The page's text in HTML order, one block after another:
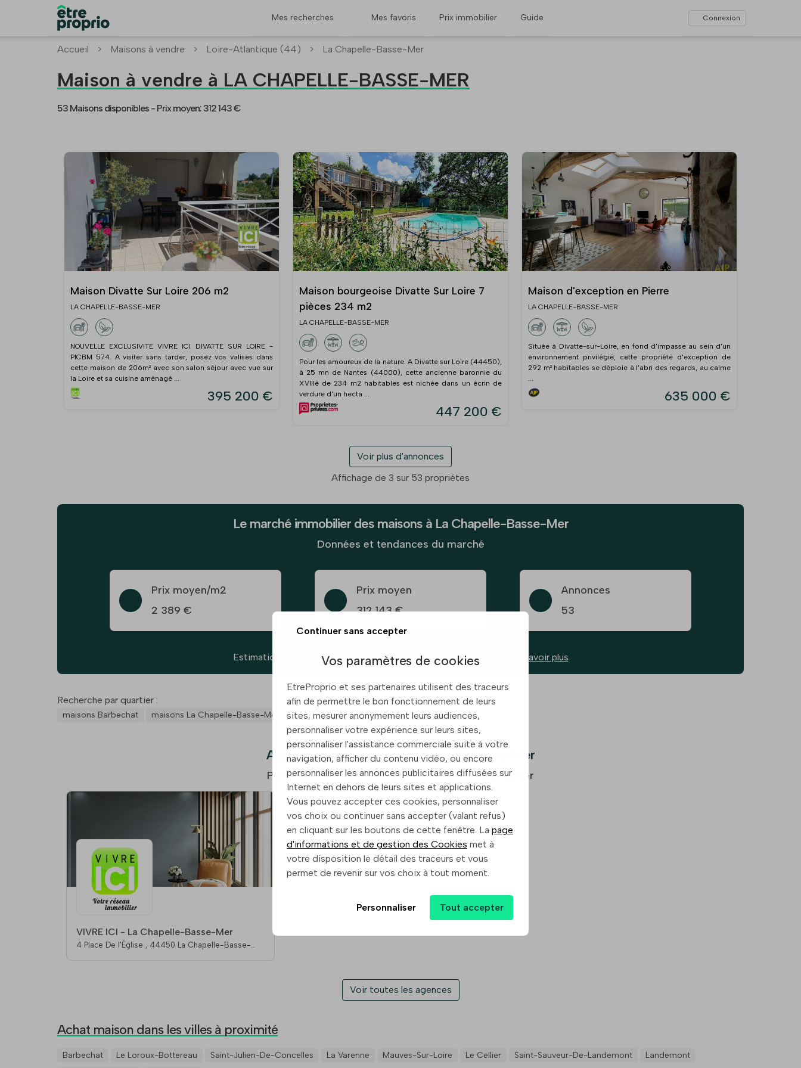
Mes recherches Mes favoris Prix immobilier Guide Connexion
Accueil > Maisons à vendre > Loire-Atlantique (44) > La Chapelle-Basse-Mer
Maison à vendre à LA CHAPELLE-BASSE-MER
53 Maisons disponibles - Prix moyen: 312 143 €
Maison Divatte Sur Loire 206 m2
LA CHAPELLE-BASSE-MER
NOUVELLE EXCLUSIVITE VIVRE ICI DIVATTE SUR LOIRE -
PICBM 574. A visiter sans tarder, posez vos valises dans
cette maison de 206m² avec son salon séjour avec vue sur
la Loire et sa cuisine aménagé ...
395 200 €
Maison bourgeoise Divatte Sur Loire 7
pièces 234 m2
LA CHAPELLE-BASSE-MER
Pour les amoureux de la nature. A Divatte sur Loire (44450),
à 25 mn de Nantes (44000), cette ancienne baronnie du
XVIIIè de 234 m2 habitables est nichée dans un écrin de
verdure d'un hecta ...
447 200 €
Maison d'exception en Pierre
LA CHAPELLE-BASSE-MER
Située à Divatte-sur-Loire, en fond d'impasse au sein d'un
environnement privilégié, cette propriété d'exception de
292 m² habitables se déploie à l'abri des regards, au calme
635 000 €
Voir plus d'annonces
Affichage de 3 sur 53 propriétes
Le marché immobilier des maisons à La Chapelle-Basse-Mer
Données et tendances du marché
Prix moyen/m2
2 389 €
Prix moyen
312 143 €
Annonces
53
Estimations des prix basées sur les annonces d’etreproprio.com, en savoir plus
Recherche par quartier :
maisons Barbechat maisons La Chapelle-Basse-Mer
Agences immobilières à La Chapelle-Basse-Mer
Partenaires de confiance pour votre projet immobilier
VIVRE ICI - La Chapelle-Basse-Mer
4 Place De l'Église , 44450 La Chapelle-Basse-
Voir toutes les agences
Achat maison dans les villes à proximité
Barbechat Le Loroux-Bottereau Saint-Julien-De-Concelles La Varenne Mauves-Sur-Loire Le Cellier Saint-Sauveur-De-Landemont
Landemont
Continuer sans accepter
Vos paramètres de cookies
EtreProprio et ses partenaires utilisent des traceurs
afin de permettre le bon fonctionnement de leurs
sites, mesurer anonymement leurs audiences,
personnaliser votre expérience sur leurs sites,
personnaliser l'assistance commerciale suite à votre
navigation, afficher du contenu vidéo, ou encore
personnaliser les annonces publicitaires diffusées sur
Internet en dehors de leurs sites et applications.
Vous pouvez accepter ces cookies, personnaliser
vos choix ou continuer sans accepter (valant refus)
en cliquant sur les boutons de cette fenêtre. La page
d'informations et de gestion des Cookies met à
votre disposition le détail des traceurs et vous
permet de revenir sur vos choix à tout moment.
Personnaliser Tout accepter